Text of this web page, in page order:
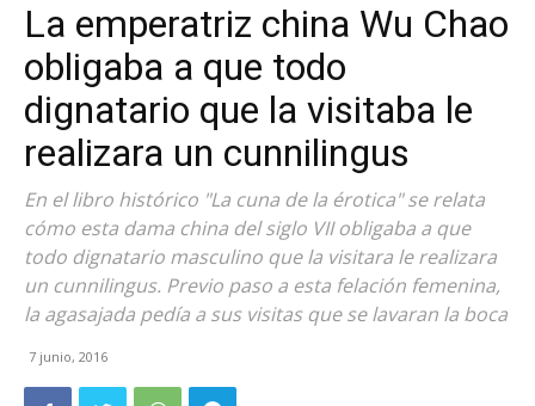
La emperatriz china Wu Chao
obligaba a que todo
dignatario que la visitaba le
realizara un cunnilingus
En el libro histórico "La cuna de la érotica" se relata
cómo esta dama china del siglo VII obligaba a que
todo dignatario masculino que la visitara le realizara
un cunnilingus. Previo paso a esta felación femenina,
la agasajada pedía a sus visitas que se lavaran la boca
7 junio, 2016